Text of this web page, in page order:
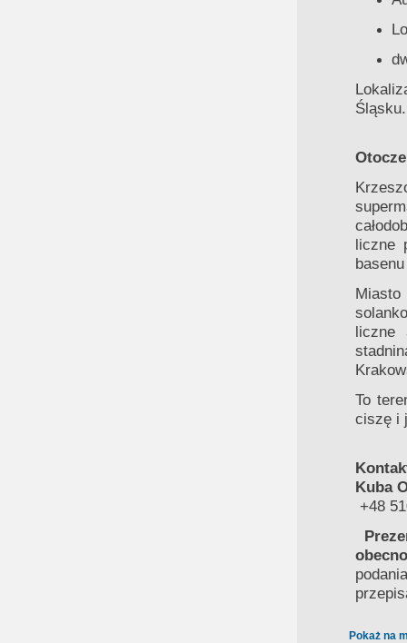
Śląsku.
liczne
Miasto
liczne
To
ciszę i
Kuba
+48
Pokaż na